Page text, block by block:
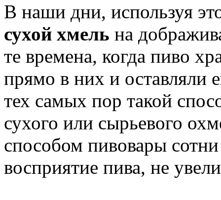
В наши дни, используя
сухой хмель на
те времена, когда пиво
прямо в них и оставляли
тех самых пор такой
сухого или сырьевого
способом пивовары
восприятие пива, не